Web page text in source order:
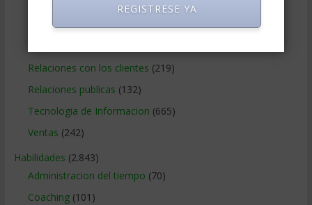
Operaciones y Logística(172)
Publicidad(306)
Relaciones con los clientes (219)
Relaciones publicas (132)
Tecnologia de Informacion (665)
Ventas (242)
Habilidades (2.843)
Administracion del tiempo (70)
Coaching(101)
REGISTRESE YA